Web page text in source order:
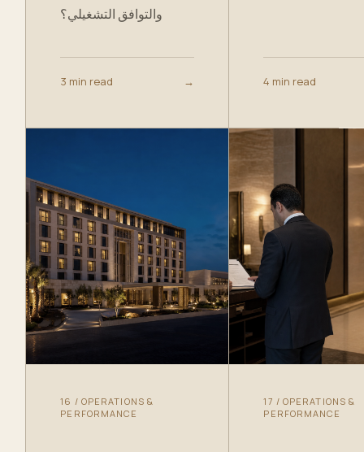
والتوافق التشغيلي؟
3 min read → 4 min read
16 / OPERATIONS &
PERFORMANCE
17 / OPERATIONS &
PERFORMANCE